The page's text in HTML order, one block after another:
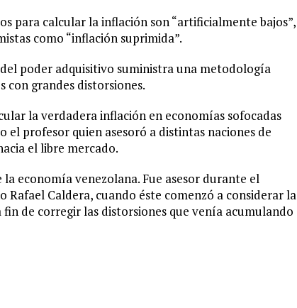
para calcular la inflación son “artificialmente bajos”,
como “inflación suprimida”.
poder adquisitivo suministra una metodología
con grandes distorsiones.
la verdadera inflación en economías sofocadas
profesor quien asesoró a distintas naciones de
el libre mercado.
economía venezolana. Fue asesor durante el
Caldera, cuando éste comenzó a considerar la
de corregir las distorsiones que venía acumulando